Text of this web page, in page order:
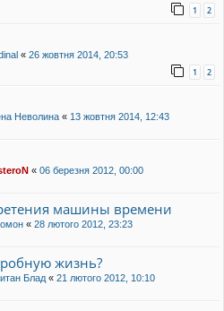
1 2
« 26 жовтня 2014, 20:53
1 2
Неволина « 13 жовтня 2014, 12:43
« 06 березня 2012, 00:00
машины времени
« 28 лютого 2012, 23:23
жизнь?
Блад « 21 лютого 2012, 10:10